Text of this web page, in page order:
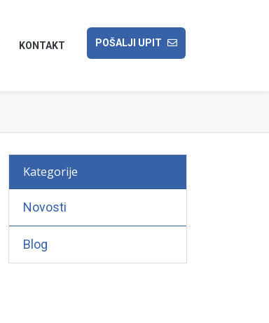
KONTAKT POŠALJI UPIT
Kategorije
Novosti
Blog